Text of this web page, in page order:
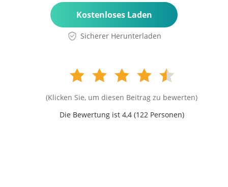
Kostenloses Laden
Sicherer Herunterladen
(Klicken Sie, um diesen Beitrag zu bewerten)
Die Bewertung ist 4,4 (122 Personen)